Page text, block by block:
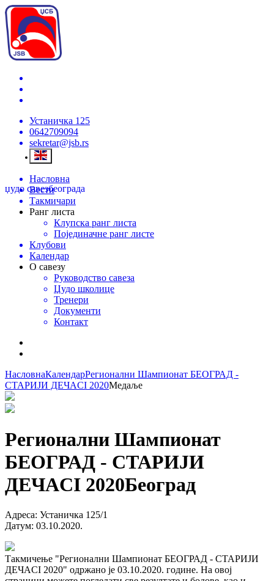
Устаничка 125
0642709094
sekretar@jsb.rs
џудо савезбеограда
Насловна
Вести
Такмичари
Ранг листа
Клупска ранг листа
Појединачне ранг листе
Клубови
Календар
О савезу
Руководство савеза
Џудо школице
Тренери
Документи
Контакт
НасловнаКалендарРегионални Шампионат БЕОГРАД -
СТАРИЈИ ДЕЧАCI 2020Медаље
Регионални Шампионат
БЕОГРАД - СТАРИЈИ
ДЕЧАCI 2020Београд
Адреса: Устаничка 125/1
Датум: 03.10.2020.
Такмичење "Регионални Шампионат БЕОГРАД - СТАРИЈИ
ДЕЧАCI 2020" одржано је 03.10.2020. године. На овој